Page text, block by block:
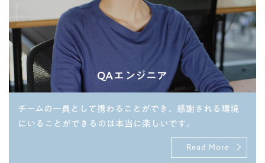
QAエンジニア
チームの一員として携わることができ、感謝される環境
にいることができるのは本当に楽しいです。
Read More